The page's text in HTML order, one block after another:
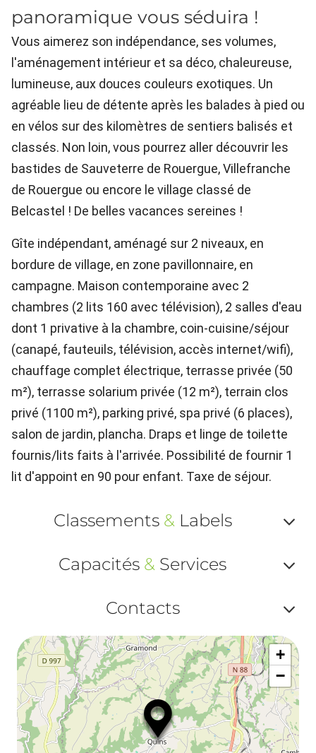
panoramique vous séduira !
Vous aimerez son indépendance, ses volumes,
l'aménagement intérieur et sa déco, chaleureuse,
lumineuse, aux douces couleurs exotiques. Un
agréable lieu de détente après les balades à pied ou
en vélos sur des kilomètres de sentiers balisés et
classés. Non loin, vous pourrez aller découvrir les
bastides de Sauveterre de Rouergue, Villefranche
de Rouergue ou encore le village classé de
Belcastel ! De belles vacances sereines !
Gîte indépendant, aménagé sur 2 niveaux, en
bordure de village, en zone pavillonnaire, en
campagne. Maison contemporaine avec 2
chambres (2 lits 160 avec télévision), 2 salles d'eau
dont 1 privative à la chambre, coin-cuisine/séjour
(canapé, fauteuils, télévision, accès internet/wifi),
chauffage complet électrique, terrasse privée (50
m²), terrasse solarium privée (12 m²), terrain clos
privé (1100 m²), parking privé, spa privé (6 places),
salon de jardin, plancha. Draps et linge de toilette
fournis/lits faits à l'arrivée. Possibilité de fournir 1
lit d'appoint en 90 pour enfant. Taxe de séjour.
Classements &Labels
ou
Capacités & Services
ou
Contacts
ou
+
−